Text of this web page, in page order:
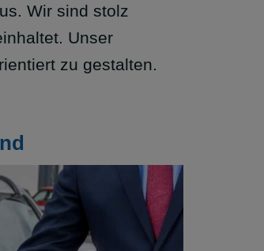
Wir sind stolz
Unser
zu gestalten.